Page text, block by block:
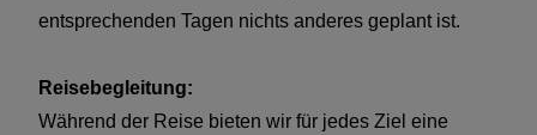
entsprechenden Tagen nichts anderes geplant ist.
Reisebegleitung:
Während der Reise bieten wir für jedes Ziel eine